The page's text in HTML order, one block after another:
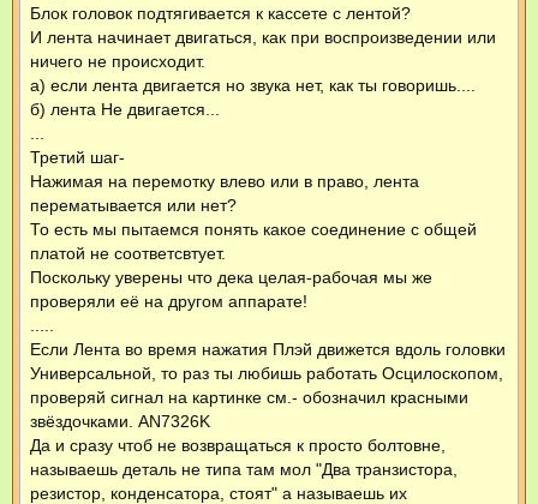
Блок головок подтягивается к кассете с лентой?
И лента начинает двигаться, как при воспроизведении или
ничего не происходит.
а) если лента двигается но звука нет, как ты говоришь....
б) лента Не двигается...
Третий шаг-
Нажимая на перемотку влево или в право, лента
перематывается или нет?
То есть мы пытаемся понять какое соединение с общей
платой не соответсвтует.
Поскольку уверены что дека целая-рабочая мы же
проверяли её на другом аппарате!
Если Лента во время нажатия Плэй движется вдоль головки
Универсальной, то раз ты любишь работать Осцилоскопом,
проверяй сигнал на картинке см.- обозначил красными
звёздочками. AN7326K
Да и сразу чтоб не возвращаться к просто болтовне,
называешь деталь не типа там мол "Два транзистора,
резистор, конденсатора, стоят" а называешь их